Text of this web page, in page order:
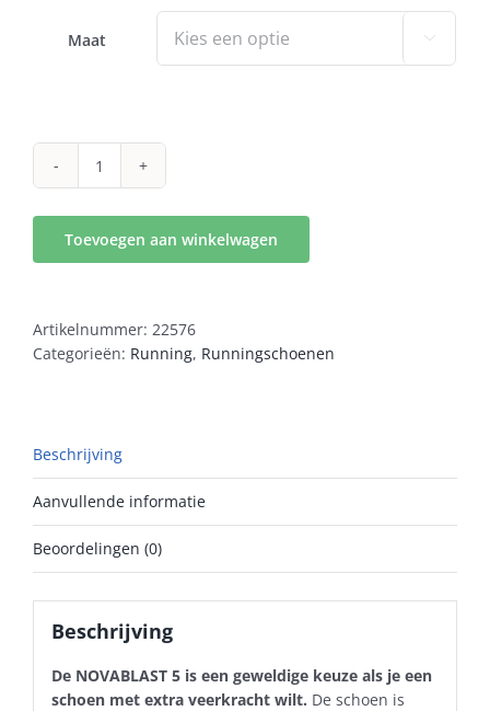
Maat 
Asics
Heren
Toevoegen aan winkelwagen
Artikelnummer: 22576
Categorieën: Running, Runningschoenen
Beschrijving
Aanvullende informatie
Beoordelingen (0)
Beschrijving
De NOVABLAST 5 is een geweldige keuze als je een
schoen met extra veerkracht wilt. De schoen is